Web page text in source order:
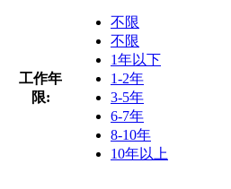
工作年
限:
不限
不限
1年以下
1-2年
3-5年
6-7年
8-10年
10年以上